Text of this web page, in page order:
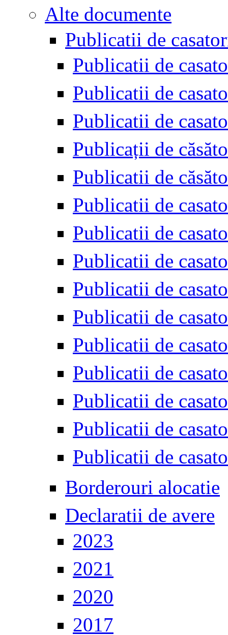
Alte documente
Publicatii de
Publicatii de
Publicatii de
Publicatii de
Publicații de
Publicatii de
Publicatii de
Publicatii de
Publicatii de
Publicatii de
Publicatii de
Publicatii de
Publicatii de
Publicatii de
Publicatii de
Publicatii de
Borderouri alocatie
Declaratii de avere
2023
2021
2020
2017